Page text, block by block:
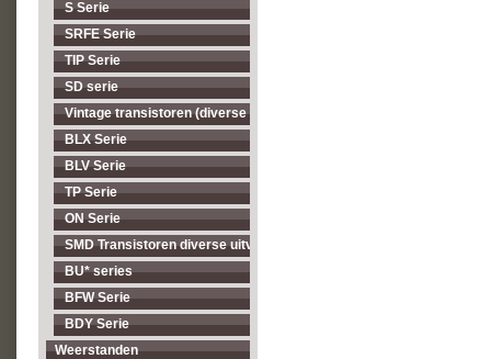
S Serie
SRFE Serie
TIP Serie
SD serie
Vintage transistoren (diverse types, op = op)
BLX Serie
BLV Serie
TP Serie
ON Serie
SMD Transistoren diverse uitvoeringen
BU* series
BFW Serie
BDY Serie
Weerstanden